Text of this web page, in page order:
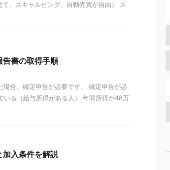
、スキャルピング、自動売買が自由） ス
書の取得手順
合、確定申告が必要です。 確定申告が必
る（給与所得がある人） 年間所得が48万
入条件を解説